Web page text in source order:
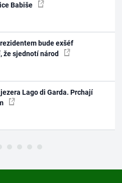
Babiše
bude exšéf
že sjednotí národ
Lago di Garda. Prchají